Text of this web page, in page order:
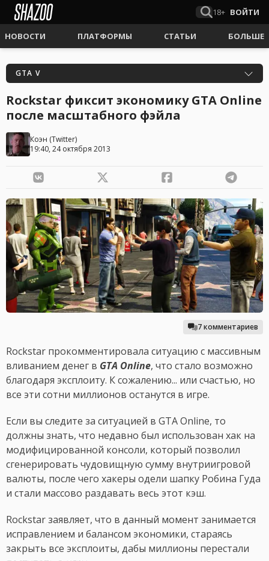
18+ ВОЙТИ
НОВОСТИ ПЛАТФОРМЫ СТАТЬИ БОЛЬШЕ
GTA V
Rockstar фиксит экономику GTA Online
после масштабного фэйла
Коэн (Twitter)
19:40, 24 октября 2013
7 комментариев
Rockstar прокомментировала ситуацию с массивным
вливанием денег в GTA Online, что стало возможно
благодаря эксплоиту. К сожалению... или счастью, но
все эти сотни миллионов останутся в игре.
Если вы следите за ситуацией в GTA Online, то
должны знать, что недавно был использован хак на
модифицированной консоли, который позволил
сгенерировать чудовищную сумму внутриигровой
валюты, после чего хакеры одели шапку Робина Гуда
и стали массово раздавать весь этот кэш.
Rockstar заявляет, что в данный момент занимается
исправлением и балансом экономики, стараясь
закрыть все эксплоиты, дабы миллионы перестали